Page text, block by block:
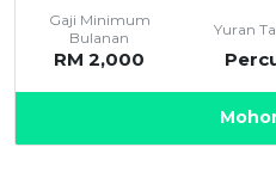
SPECIAL PROMO
RHB Bank Kad Kredit
Gaji Minimum
Bulanan
RM 2,000
Yuran